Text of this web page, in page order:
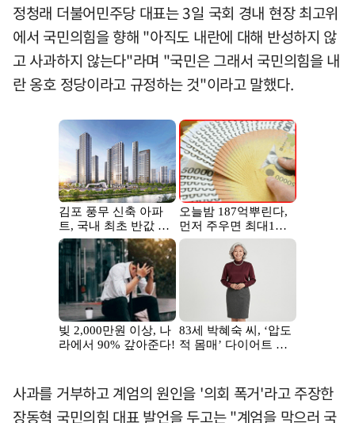
정청래 더불어민주당 대표는 3일 국회 경내 현장 최고위
에서 국민의힘을 향해 "아직도 내란에 대해 반성하지 않
고 사과하지 않는다"라며 "국민은 그래서 국민의힘을 내
란 옹호 정당이라고 규정하는 것"이라고 말했다.
사과를 거부하고 계엄의 원인을 '의회 폭거'라고 주장한
장동혁 국민의힘 대표 발언을 두고는 "계엄을 막으러 국